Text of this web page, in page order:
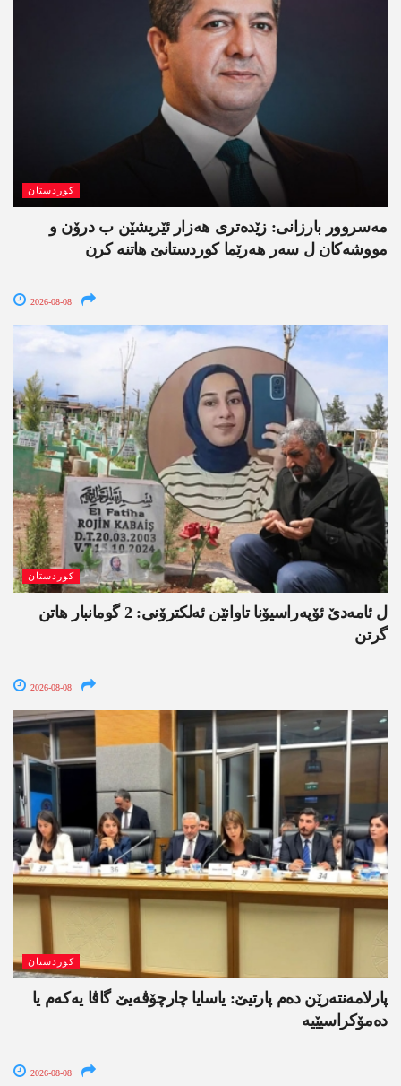
کوردستان
مەسروور بارزانی: زێدەتری ھەزار ئێریشێن ب درۆن و
مووشەکان ل سەر ھەرێما کوردستانێ ھاتنە کرن
2026-08-08
کوردستان
ل ئامەدێ ئۆپەراسیۆنا تاوانێن ئەلکترۆنی: 2 گومانبار ھاتن
گرتن
2026-08-08
کوردستان
پارلامەنتەرێن دەم پارتیێ: یاسایا چارچۆڤەیێ گاڤا یەکەم یا
دەمۆکراسیێیە
2026-08-08